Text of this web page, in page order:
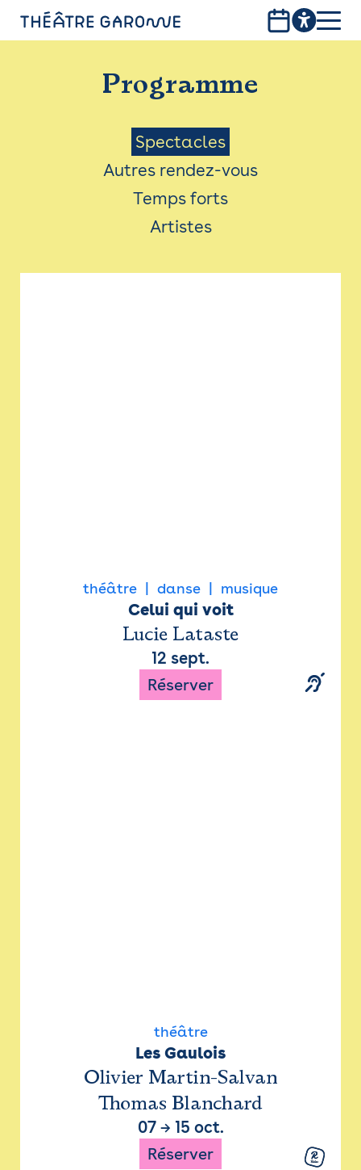
PROGRAMME
INFOS PRATIQUES
AVEC LES PUBLICS
ACCESSIBILITÉ
LES PRODUCTIONS
Programme
Menu
Saison
Spectacles
Autres rendez-vous
Temps forts
Artistes
théâtre danse musique
Celui qui voit
Lucie Lataste
12 sept.
Réserver
théâtre
Les Gaulois
Olivier Martin-Salvan
Thomas Blanchard
07→ 15 oct.
Réserver